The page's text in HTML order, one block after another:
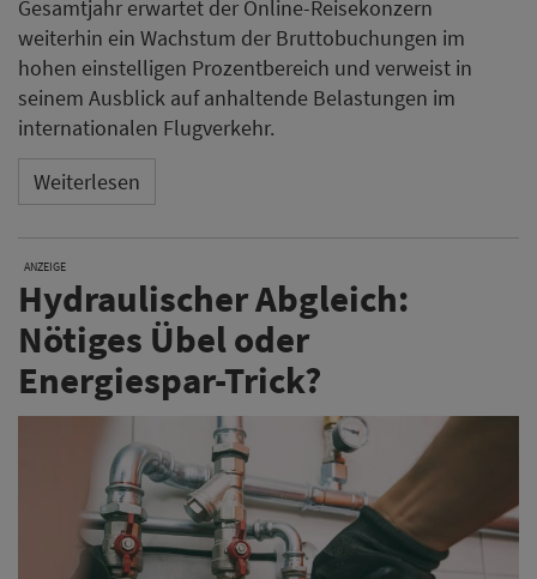
Gesamtjahr erwartet der Online-Reisekonzern
weiterhin ein Wachstum der Bruttobuchungen im
hohen einstelligen Prozentbereich und verweist in
seinem Ausblick auf anhaltende Belastungen im
internationalen Flugverkehr.
Weiterlesen
ANZEIGE
Hydraulischer Abgleich:
Nötiges Übel oder
Energiespar-Trick?